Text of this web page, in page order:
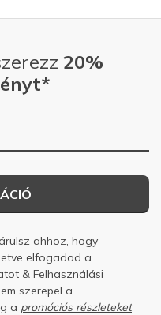
20%
ahhoz, hogy
elfogadod a
& Felhasználási
szerepel a
a promóciós részleteket